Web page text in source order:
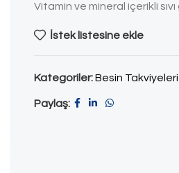
Vitamin ve mineral içerikli
İstek listesine ekle
Kategoriler:Besin Takviyeleri
Paylaş: